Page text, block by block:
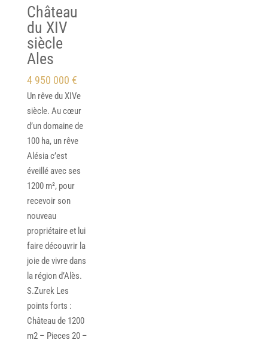
Château
du XIV
siècle
Ales
4 950 000 €
Un rêve du XIVe
siècle. Au cœur
d’un domaine de
100 ha, un rêve
Alésia c’est
éveillé avec ses
1200 m², pour
recevoir son
nouveau
propriétaire et lui
faire découvrir la
joie de vivre dans
la région d’Alès.
S.Zurek Les
points forts :
Château de 1200
m2 – Pieces 20 –